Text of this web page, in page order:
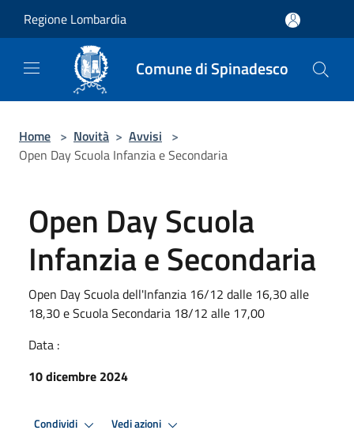
Regione Lombardia
Comune di Spinadesco
Home > Novità > Avvisi >
Open Day Scuola Infanzia e Secondaria
Open Day Scuola
Infanzia e Secondaria
Open Day Scuola dell'Infanzia 16/12 dalle 16,30 alle
18,30 e Scuola Secondaria 18/12 alle 17,00
Data :
10 dicembre 2024
Condividi Vedi azioni